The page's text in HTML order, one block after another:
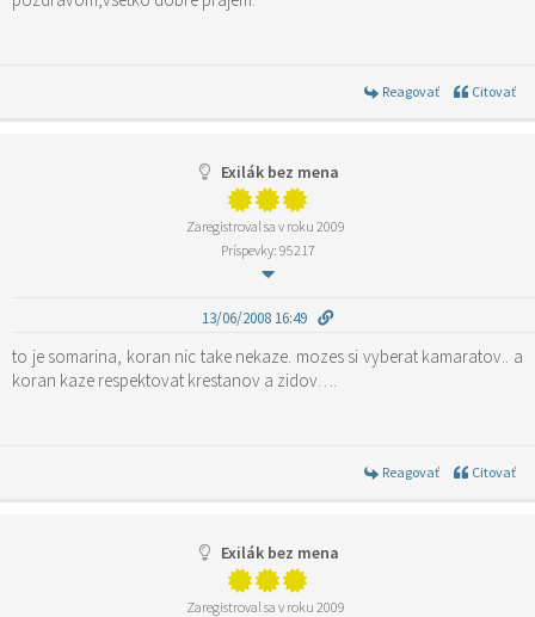
Reagovať Citovať
Exilák bez mena
Zaregistroval sa v roku 2009
Príspevky: 95217
13/06/2008 16:49
to je somarina, koran nic take nekaze. mozes si vyberat kamaratov.. a
koran kaze respektovat krestanov a zidov….
Reagovať Citovať
Exilák bez mena
Zaregistroval sa v roku 2009